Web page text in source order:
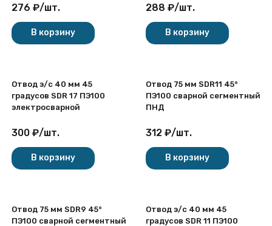
276 ₽/шт.
В корзину
288 ₽/шт.
В корзину
Отвод э/с 40 мм 45
градусов SDR 17 ПЭ100
электросварной
300 ₽/шт.
В корзину
Отвод 75 мм SDR11 45°
ПЭ100 сварной сегментный
ПНД
312 ₽/шт.
В корзину
Отвод 75 мм SDR9 45°
ПЭ100 сварной сегментный
Отвод э/с 40 мм 45
градусов SDR 11 ПЭ100